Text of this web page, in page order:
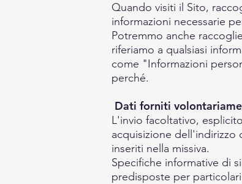
Quando visiti il ​​Sito,
informazioni necessarie
Potremmo anche
riferiamo a qualsiasi
come "Informazioni
perché.
Dati forniti
L'invio facoltativo,
acquisizione dell'indirizzo
inseriti nella missiva.
Specifiche informative di
predisposte per